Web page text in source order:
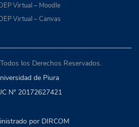
Virtual – Moodle
Virtual – Canvas
los Derechos Reservados.
de Piura
N° 20172627421
por DIRCOM